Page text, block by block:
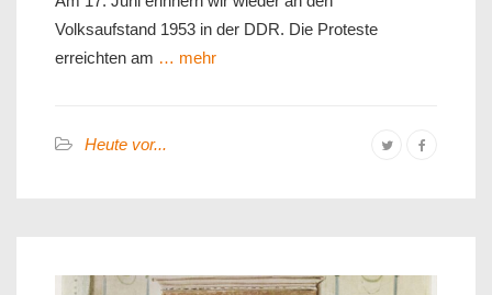
Volksaufstand 1953 in der DDR. Die Proteste
erreichten am … mehr
Heute vor...